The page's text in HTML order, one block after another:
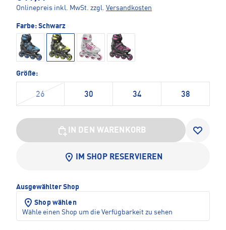
Onlinepreis inkl. MwSt. zzgl. Versandkosten
Farbe: Schwarz
Größe:
26 30 34 38
IN DEN WARENKORB
IM SHOP RESERVIEREN
Ausgewählter Shop
Shop wählen
Wähle einen Shop um die Verfügbarkeit zu sehen